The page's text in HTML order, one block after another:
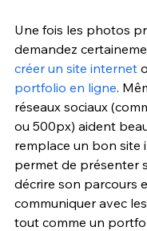
Une fois les photos
demandez
créer un site internet
portfolio en ligne.
réseaux sociaux
ou 500px) aident
remplace un bon site
permet de présenter
décrire son parcours
communiquer avec
tout comme un